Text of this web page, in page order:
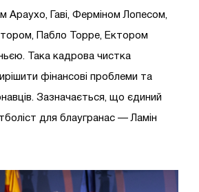
Араухо, Гаві, Ферміном Лопесом,
Пабло Торре, Ектором
Така кадрова чистка
фінансові проблеми та
Зазначається, що єдиний
для блаугранас — Ламін